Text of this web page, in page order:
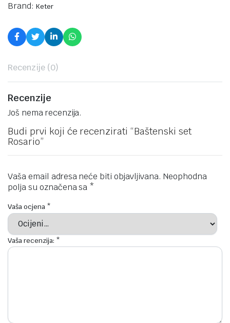
Brand: Keter
Recenzije (0)
Recenzije
Još nema recenzija.
Budi prvi koji će recenzirati “Baštenski set
Rosario”
Vaša email adresa neće biti objavljivana. Neophodna
polja su označena sa *
Vaša ocjena *
Vaša recenzija: *